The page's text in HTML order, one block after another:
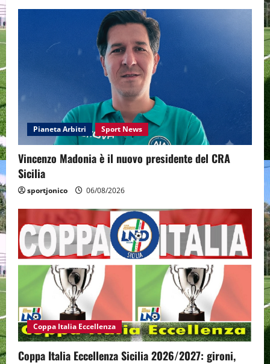
Pianeta Arbitri Sport News
Vincenzo Madonia è il nuovo presidente del CRA
Sicilia
sportjonico 06/08/2026
Coppa Italia Eccellenza
Coppa Italia Eccellenza Sicilia 2026/2027: gironi,